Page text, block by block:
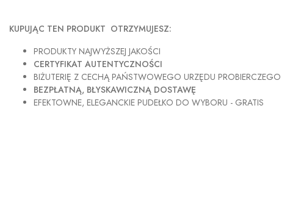
KUPUJĄC TEN PRODUKT OTRZYMUJESZ:
PRODUKTY NAJWYŻSZEJ JAKOŚCI
CERTYFIKAT AUTENTYCZNOŚCI
BIŻUTERIĘ Z CECHĄ PAŃSTWOWEGO URZĘDU PROBIERCZEGO
BEZPŁATNĄ, BŁYSKAWICZNĄ DOSTAWĘ
EFEKTOWNE, ELEGANCKIE PUDEŁKO DO WYBORU - GRATIS